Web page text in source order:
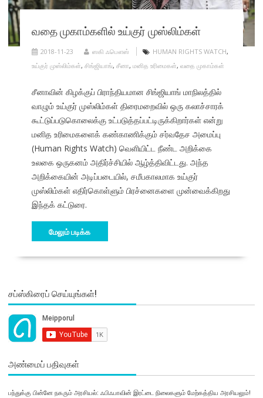
வதை முகாம்களில் உய்குர் முஸ்லிம்கள்
2018-11-23 ஸகி ஃபௌஸ் HUMAN RIGHTS WATCH,
உய்குர் முஸ்லிம்கள், சிங்ஜியாங், சீனா, மனித உரிமைகள், வதை முகாம்கள்
சீனாவின் கிழக்குப் பிராந்தியமான சிங்ஜியாங் மாநிலத்தில்
வாழும் உய்குர் முஸ்லிம்கள் திரைமறைவில் ஒரு கலாச்சாரக்
கூட்டுப்படுகொலைக்கு உட்படுத்தப்பட்டிருக்கிறார்கள் என்று
மனித உரிமைகளைக் கண்காணிக்கும் சர்வதேச அமைப்பு
(Human Rights Watch) வெளியிட்ட நீண்ட அறிக்கை
உலகை ஒருகனம் அதிர்ச்சியில் ஆழ்த்திவிட்டது. அந்த
அறிக்கையின் அடிப்படையில், சமீபகாலமாக உய்குர்
முஸ்லிம்கள் எதிர்கொள்ளும் பிரச்னைகளை முன்வைக்கிறது
இந்தக் கட்டுரை.
மேலும் படிக்க
சப்ஸ்கிரைப் செய்யுங்கள்!
அண்மைப் பதிவுகள்
பந்துக்கு பின்னே நகரும் அரசியல்: ஃபிஃபாவின் இரட்டை நிலைகளும் மேற்கத்திய அரசியலும்!